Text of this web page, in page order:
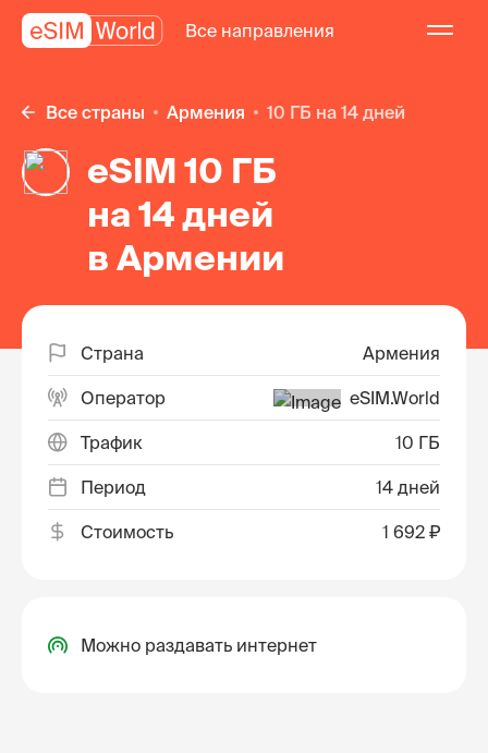
Все направления
Все страны Армения 10 ГБ на 14 дней
eSIM 10 ГБ
на 14 дней
в Армении
Страна Армения
Оператор eSIM.World
Трафик 10 ГБ
Период 14 дней
Стоимость 1 692 ₽
Можно раздавать интернет